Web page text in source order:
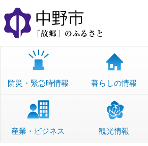
本
文
へ
移
防災・緊急時情報 暮らしの情報
産業・ビジネス 観光情報